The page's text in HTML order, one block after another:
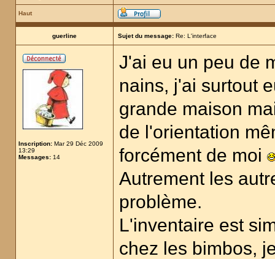
Haut
guerline Sujet du message: Re: L'interface
Inscription: Mar 29 Déc 2009
13:29
Messages: 14
J'ai eu un peu de
nains, j'ai surtout
grande maison
de l'orientation
forcément de moi
Autrement les
problème.
L'inventaire est
chez les bimbos,